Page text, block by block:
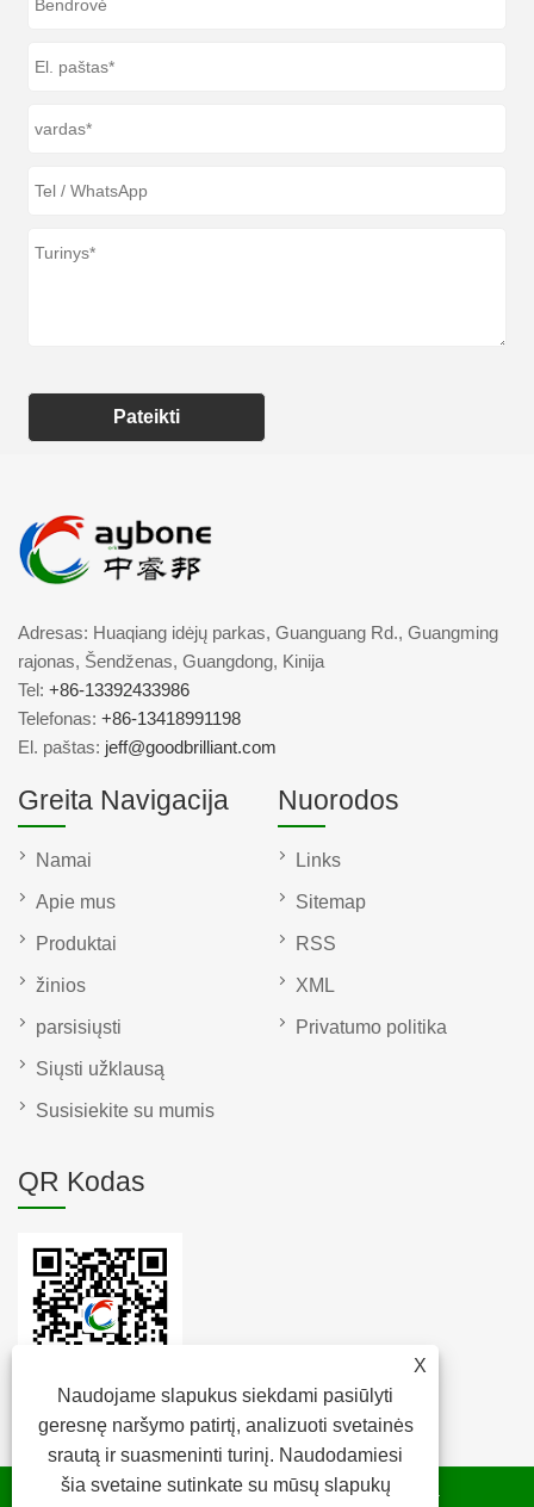
Pateikti
X
Naudojame slapukus siekdami pasiūlyti
geresnę naršymo patirtį, analizuoti svetainės
srautą ir suasmeninti turinį. Naudodamiesi
šia svetaine sutinkate su mūsų slapukų
Adresas: Huaqiang idėjų parkas, Guanguang Rd., Guangming
rajonas, Šendženas, Guangdong, Kinija
Tel: +86-13392433986
Telefonas: +86-13418991198
El. paštas: jeff@goodbrilliant.com
Greita Navigacija
Namai
Apie mus
Produktai
žinios
parsisiųsti
Siųsti užklausą
Susisiekite su mumis
Nuorodos
Links
Sitemap
RSS
XML
Privatumo politika
QR Kodas
Autoriaus teisės © 2022 Raybone Technology Co. Ltd. –